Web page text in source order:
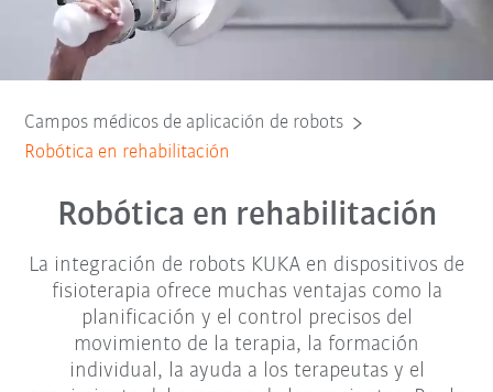
Campos médicos de aplicación de robots
Robótica en rehabilitación
Robótica en rehabilitación
La integración de robots KUKA en dispositivos de
fisioterapia ofrece muchas ventajas como la
planificación y el control precisos del
movimiento de la terapia, la formación
individual, la ayuda a los terapeutas y el